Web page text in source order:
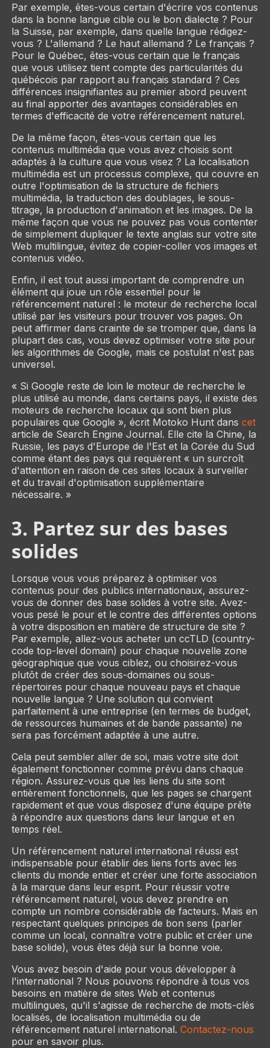
Par exemple, êtes-vous certain d'écrire vos contenus
dans la bonne langue cible ou le bon dialecte ? Pour
la Suisse, par exemple, dans quelle langue rédigez-
vous ? L'allemand ? Le haut allemand ? Le français ?
Pour le Québec, êtes-vous certain que le français
que vous utilisez tient compte des particularités du
québécois par rapport au français standard ? Ces
différences insignifiantes au premier abord peuvent
au final apporter des avantages considérables en
termes d'efficacité de votre référencement naturel.
De la même façon, êtes-vous certain que les
contenus multimédia que vous avez choisis sont
adaptés à la culture que vous visez ? La localisation
multimédia est un processus complexe, qui couvre en
outre l'optimisation de la structure de fichiers
multimédia, la traduction des doublages, le sous-
titrage, la production d'animation et les images. De la
même façon que vous ne pouvez pas vous contenter
de simplement dupliquer le texte anglais sur votre site
Web multilingue, évitez de copier-coller vos images et
contenus vidéo.
Enfin, il est tout aussi important de comprendre un
élément qui joue un rôle essentiel pour le
référencement naturel : le moteur de recherche local
utilisé par les visiteurs pour trouver vos pages. On
peut affirmer dans crainte de se tromper que, dans la
plupart des cas, vous devez optimiser votre site pour
les algorithmes de Google, mais ce postulat n'est pas
universel.
« Si Google reste de loin le moteur de recherche le
plus utilisé au monde, dans certains pays, il existe des
moteurs de recherche locaux qui sont bien plus
populaires que Google », écrit Motoko Hunt dans cet
article de Search Engine Journal. Elle cite la Chine, la
Russie, les pays d'Europe de l'Est et la Corée du Sud
comme étant des pays qui requièrent « un surcroît
d'attention en raison de ces sites locaux à surveiller
et du travail d'optimisation supplémentaire
nécessaire. »
3. Partez sur des bases
solides
Lorsque vous vous préparez à optimiser vos
contenus pour des publics internationaux, assurez-
vous de donner des base solides à votre site. Avez-
vous pesé le pour et le contre des différentes options
à votre disposition en matière de structure de site ?
Par exemple, allez-vous acheter un ccTLD (country-
code top-level domain) pour chaque nouvelle zone
géographique que vous ciblez, ou choisirez-vous
plutôt de créer des sous-domaines ou sous-
répertoires pour chaque nouveau pays et chaque
nouvelle langue ? Une solution qui convient
parfaitement à une entreprise (en termes de budget,
de ressources humaines et de bande passante) ne
sera pas forcément adaptée à une autre.
Cela peut sembler aller de soi, mais votre site doit
également fonctionner comme prévu dans chaque
région. Assurez-vous que les liens du site sont
entièrement fonctionnels, que les pages se chargent
rapidement et que vous disposez d'une équipe prête
à répondre aux questions dans leur langue et en
temps réel.
Un référencement naturel international réussi est
indispensable pour établir des liens forts avec les
clients du monde entier et créer une forte association
à la marque dans leur esprit. Pour réussir votre
référencement naturel, vous devez prendre en
compte un nombre considérable de facteurs. Mais en
respectant quelques principes de bon sens (parler
comme un local, connaître votre public et créer une
base solide), vous êtes déjà sur la bonne voie.
Vous avez besoin d'aide pour vous développer à
l'international ? Nous pouvons répondre à tous vos
besoins en matière de sites Web et contenus
multilingues, qu'il s'agisse de recherche de mots-clés
localisés, de localisation multimédia ou de
référencement naturel international. Contactez-nous
pour en savoir plus.